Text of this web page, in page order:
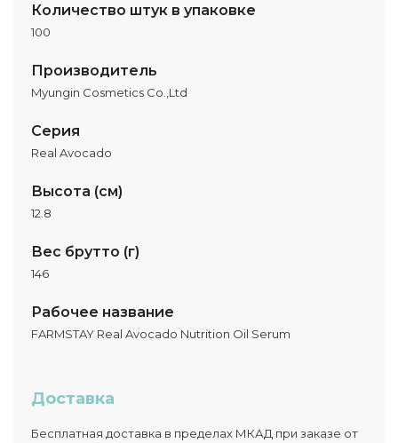
Количество штук в упаковке
100
Производитель
Myungin Cosmetics Co.,Ltd
Серия
Real Avocado
Высота (см)
12.8
Вес брутто (г)
146
Рабочее название
FARMSTAY Real Avocado Nutrition Oil Serum
Доставка
Бесплатная доставка в пределах МКАД при заказе от